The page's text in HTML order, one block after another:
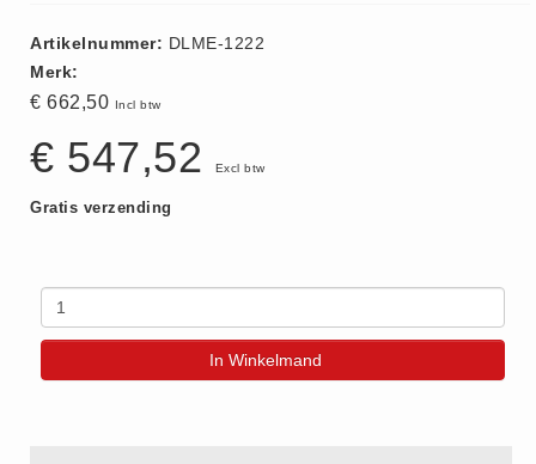
Privacy
Algemene Voorwaarden
(20)
AED apparaten (11)
ACTIE
Artikelnummer: DLME-1222
Merk:
€ 662,50 Incl btw
€ 547,52 Excl btw
Gratis verzending
In Winkelmand